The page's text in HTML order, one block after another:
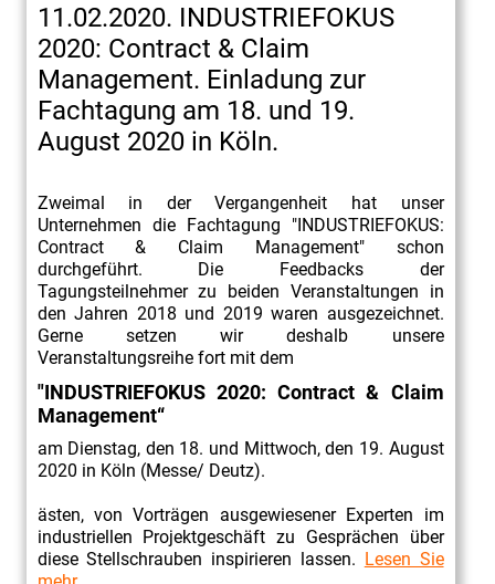
11.02.2020. INDUSTRIEFOKUS
2020: Contract & Claim
Management. Einladung zur
Fachtagung am 18. und 19.
August 2020 in Köln.
Zweimal in der Vergangenheit hat unser
Unternehmen die Fachtagung "INDUSTRIEFOKUS:
Contract & Claim Management" schon
durchgeführt. Die Feedbacks der
Tagungsteilnehmer zu beiden Veranstaltungen in
den Jahren 2018 und 2019 waren ausgezeichnet.
Gerne setzen wir deshalb unsere
Veranstaltungsreihe fort mit dem
"INDUSTRIEFOKUS 2020: Contract & Claim
Management“
am Dienstag, den 18. und Mittwoch, den 19. August
2020 in Köln (Messe/ Deutz).
ästen, von Vorträgen ausgewiesener Experten im
industriellen Projektgeschäft zu Gesprächen über
diese Stellschrauben inspirieren lassen. Lesen Sie